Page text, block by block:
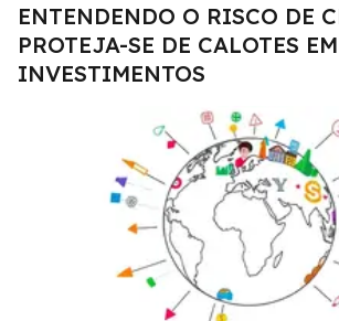
ENTENDENDO O RISCO DE
PROTEJA-SE DE CALOTES EM
INVESTIMENTOS